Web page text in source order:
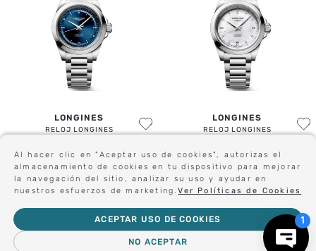
Al hacer clic en "Aceptar uso de cookies", autorizas el
almacenamiento de cookies en tu dispositivo para mejorar
la navegación del sitio, analizar su uso y ayudar en
nuestros esfuerzos de marketing.Ver Políticas de Cookies
NO ACEPTAR
ACEPTAR USO DE COOKIES
LONGINES
RELOJ LONGINES
$ 3 .587 .000
LONGINES
RELOJ LONGINES
$ 661. 000
Sé el primero en conocer nuestras novedades: